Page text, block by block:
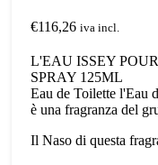
€116,26 iva incl.
L'EAU ISSEY
SPRAY 125ML
Eau de Toilette l'Eau
è una fragranza del
Il Naso di questa